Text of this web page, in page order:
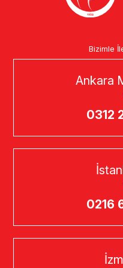
Bizimle
Ankara
0312
0216